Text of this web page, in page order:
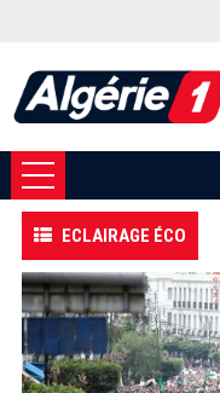
ECLAIRAGE ÉCO